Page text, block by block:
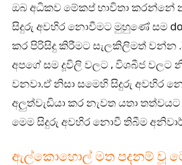
ඔබ අධිකව මේකප් භාවිතා
සිදුරු අවහිර නොවීමට මුහුණේ සම
කර පිරිසිදු කිරීමට සැලකිලිමත් වන්න
අපගේ සම දූවිලි වලට , විශබීජ වලට
වනවා.ඒ නිසා සමෙහි සිදුරු අවහිර
අලුත්වැඩියා කර නැවත යතා
මෙම සිදුරු අවහිර නොවී තිබීම
ඇල්කොහොල් මත පදනම් වූ